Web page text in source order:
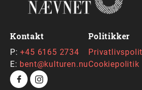
Kontakt
P:+45 6165 2734
E: bent@kulturen.nu
Politikker
Cookiepolitik